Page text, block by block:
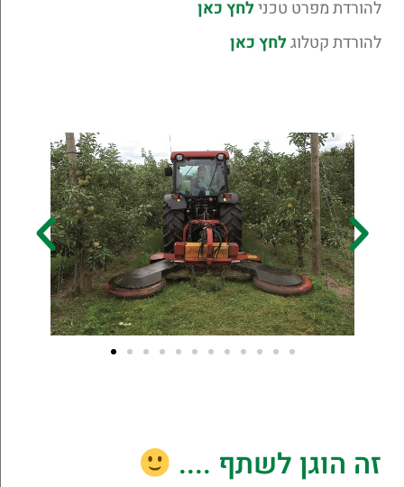
להורדת מפרט טכנילחץ כאן
להורדת קטלוגלחץ כאן
זה הוגן לשתף ....